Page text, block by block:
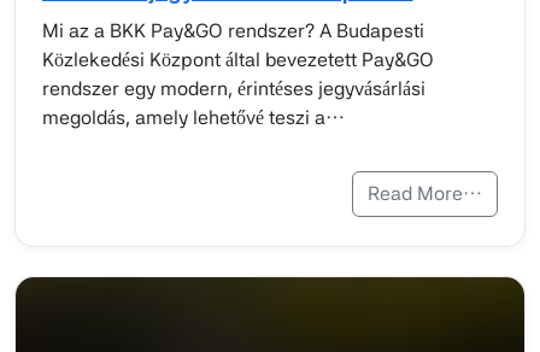
Mi az a BKK Pay&GO rendszer? A Budapesti
Közlekedési Központ által bevezetett Pay&GO
rendszer egy modern, érintéses jegyvásárlási
megoldás, amely lehetővé teszi a…
Read More…